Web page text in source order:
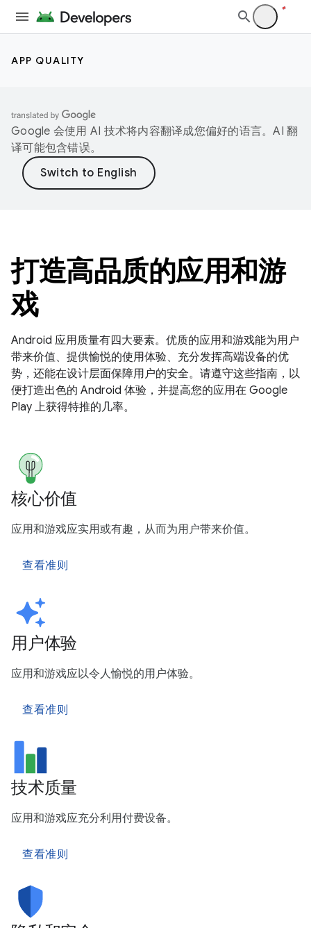
APP QUALITY
Google 会使用 AI 技术将内容翻译成您偏好的语言。AI 翻
译可能包含错误。
打造高品质的应用和游
戏
Android 应用质量有四大要素。优质的应用和游戏能为用户
带来价值、提供愉悦的使用体验、充分发挥高端设备的优
势，还能在设计层面保障用户的安全。请遵守这些指南，以
便打造出色的 Android 体验，并提高您的应用在 Google
Play 上获得特推的几率。
核心价值
应用和游戏应实用或有趣，从而为用户带来价值。
查看准则
用户体验
应用和游戏应以令人愉悦的用户体验。
查看准则
技术质量
应用和游戏应充分利用付费设备。
查看准则